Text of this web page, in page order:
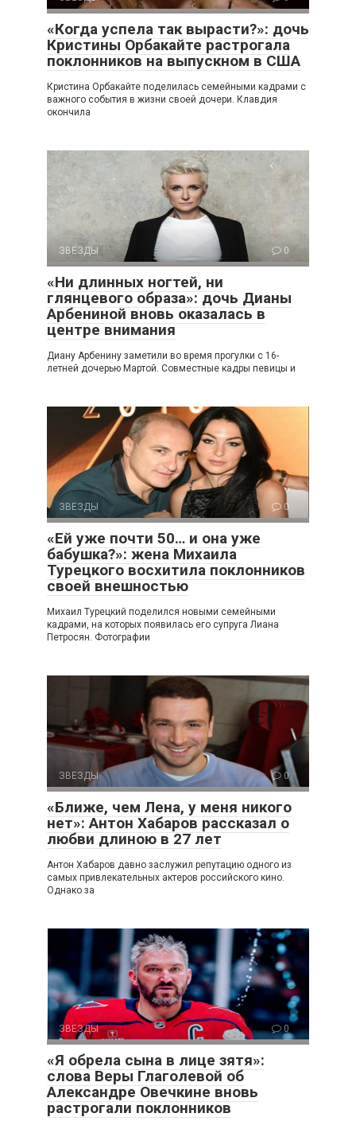
«Когда успела так вырасти?»: дочь
Кристины Орбакайте растрогала
поклонников на выпускном в США
Кристина Орбакайте поделилась семейными кадрами с
важного события в жизни своей дочери. Клавдия
окончила
ЗВЕЗДЫ 0
«Ни длинных ногтей, ни
глянцевого образа»: дочь Дианы
Арбениной вновь оказалась в
центре внимания
Диану Арбенину заметили во время прогулки с 16-
летней дочерью Мартой. Совместные кадры певицы и
ЗВЕЗДЫ 0
«Ей уже почти 50… и она уже
бабушка?»: жена Михаила
Турецкого восхитила поклонников
своей внешностью
Михаил Турецкий поделился новыми семейными
кадрами, на которых появилась его супруга Лиана
Петросян. Фотографии
ЗВЕЗДЫ 0
«Ближе, чем Лена, у меня никого
нет»: Антон Хабаров рассказал о
любви длиною в 27 лет
Антон Хабаров давно заслужил репутацию одного из
самых привлекательных актеров российского кино.
Однако за
ЗВЕЗДЫ 0
«Я обрела сына в лице зятя»:
слова Веры Глаголевой об
Александре Овечкине вновь
растрогали поклонников